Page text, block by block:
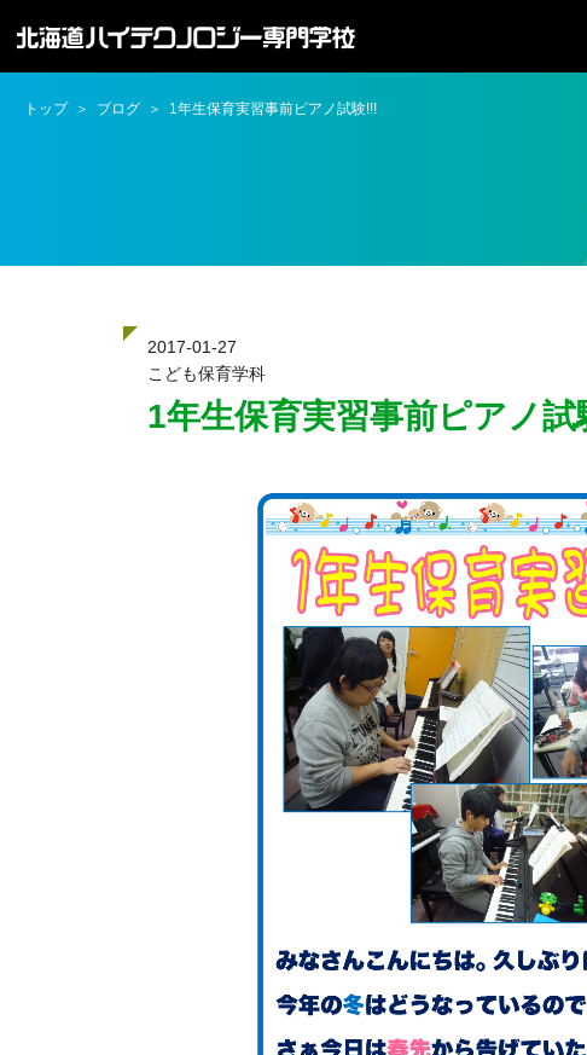
トップ ブログ 1年生保育実習事前ピアノ試験!!!
2017-01-27
こども保育学科
1年生保育実習事前ピアノ試